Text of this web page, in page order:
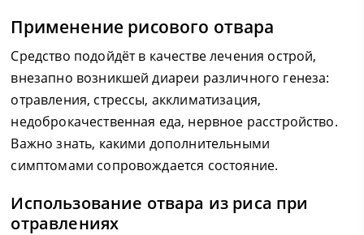
Применение рисового отвара
Средство подойдёт в качестве лечения острой,
внезапно возникшей диареи различного генеза:
отравления, стрессы, акклиматизация,
недоброкачественная еда, нервное расстройство.
Важно знать, какими дополнительными
симптомами сопровождается состояние.
Использование отвара из риса при
отравлениях